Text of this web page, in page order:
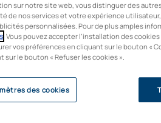
sur notre site web, vous distinguer des
de nos services et votre expérience
personnalisées. Pour de plus amples
. Vous pouvez accepter l’installation des
vos préférences en cliquant sur le bouton «
sur le bouton « Refuser les cookies ».
des cookies